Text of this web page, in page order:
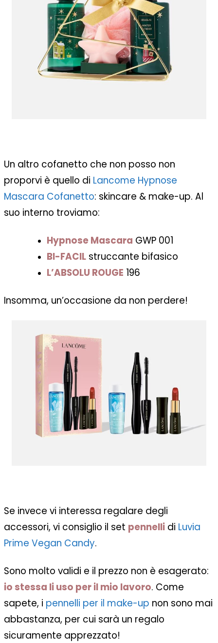
Un altro cofanetto che non posso non
proporvi è quello di Lancome Hypnose
Mascara Cofanetto: skincare & make-up. Al
suo interno troviamo:
Hypnose Mascara GWP 001
BI-FACIL struccante bifasico
L’ABSOLU ROUGE 196
Insomma, un’occasione da non perdere!
Se invece vi interessa regalare degli
accessori, vi consiglio il set pennelli di Luvia
Prime Vegan Candy.
Sono molto validi e il prezzo non è esagerato:
io stessa li uso per il mio lavoro. Come
sapete, i pennelli per il make-up non sono mai
abbastanza, per cui sarà un regalo
sicuramente apprezzato!